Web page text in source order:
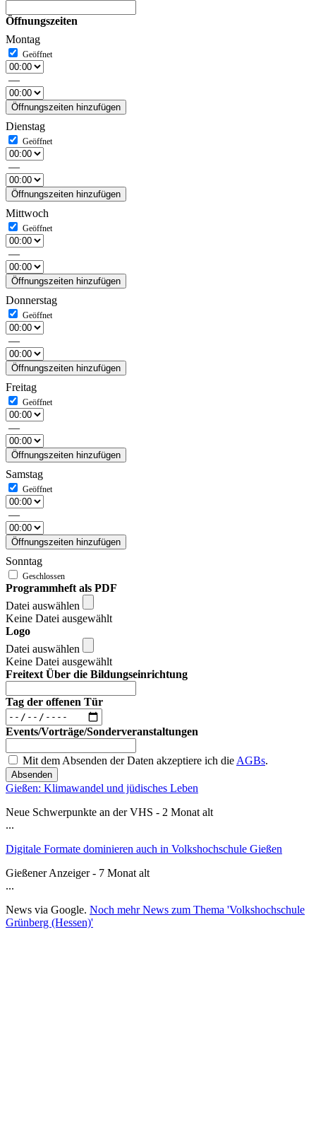
Öffnungszeiten
Montag
—
Öffnungszeiten hinzufügen
Dienstag
—
Öffnungszeiten hinzufügen
Mittwoch
—
Öffnungszeiten hinzufügen
Donnerstag
—
Öffnungszeiten hinzufügen
Freitag
—
Öffnungszeiten hinzufügen
Samstag
—
Öffnungszeiten hinzufügen
Sonntag
Programmheft als PDF
Datei auswählen
Keine Datei ausgewählt
Logo
Datei auswählen
Keine Datei ausgewählt
Freitext Über die Bildungseinrichtung
Tag der offenen Tür
Events/Vorträge/Sonderveranstaltungen
Mit dem Absenden der Daten akzeptiere ich die AGBs.
Absenden
Gießen: Klimawandel und jüdisches Leben
Neue Schwerpunkte an der VHS - 2 Monat alt
...
Digitale Formate dominieren auch in Volkshochschule Gießen
Gießener Anzeiger - 7 Monat alt
...
News via Google. Noch mehr News zum Thema 'Volkshochschule
Grünberg (Hessen)'